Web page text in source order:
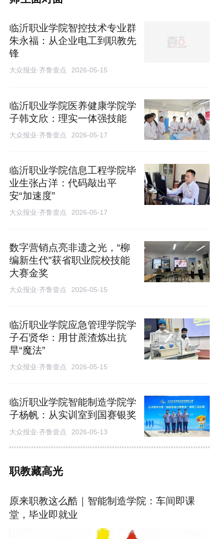
临沂职业学院智控技术专业群
朱永福：从企业电工到职教先
锋
大众报业·齐鲁壹点 2026-05-15
临沂职业学院医养健康学院学
子韩文欣：理实一体强技能
大众报业·齐鲁壹点 2026-05-17
临沂职业学院信息工程学院毕
业生张占洋：代码敲出平
安“加速度”
大众报业·齐鲁壹点 2026-05-17
数字营销点亮非遗之光，“柳
编新生代”获省职业院校技能
大赛金奖
大众报业·齐鲁壹点 2026-05-15
临沂职业学院应急管理学院学
子石贤华：用甘蔗渣炼出抗
旱“魔法”
大众报业·齐鲁壹点 2026-05-15
临沂职业学院智能制造学院学
子杨帆：从实训室到国赛银奖
大众报业·齐鲁壹点 2026-05-13
职教藏高光
原来职教这么酷｜智能制造学院：车间即课
堂，毕业即就业